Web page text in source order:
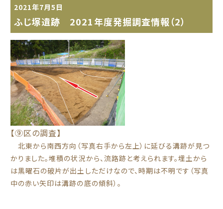
2021年7月5日
ふじ塚遺跡 2021年度発掘調査情報（2）
【⑨区の調査】
北東から南西方向（写真右手から左上）に延びる溝跡が見つ
かりました。堆積の状況から、流路跡と考えられます。埋土から
は黒曜石の破片が出土しただけなので、時期は不明です（写真
中の赤い矢印は溝跡の底の傾斜）。